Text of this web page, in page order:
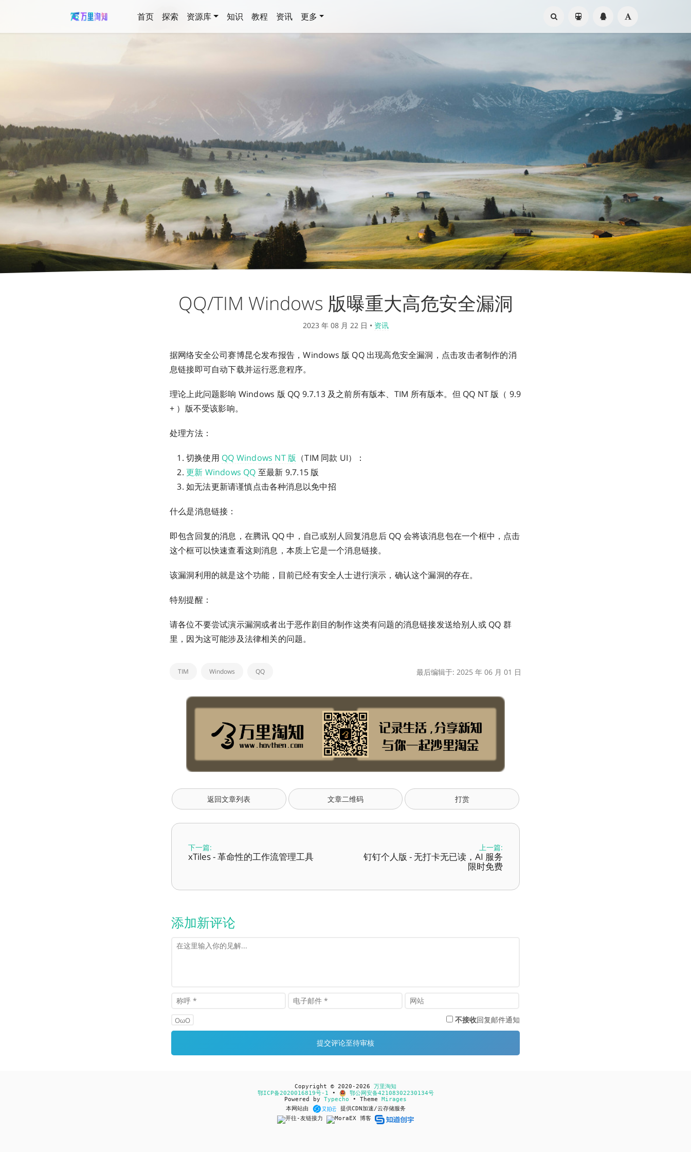
首页 探索 资源库 知识 教程 资讯 更多
QQ/TIM Windows 版曝重大高危安全漏洞
2023 年 08 月 22 日 • 资讯
据网络安全公司赛博昆仑发布报告，Windows 版 QQ 出现高危安全漏洞，点击攻击者制作的消
息链接即可自动下载并运行恶意程序。
理论上此问题影响 Windows 版 QQ 9.7.13 及之前所有版本、TIM 所有版本。但 QQ NT 版（ 9.9
+ ）版不受该影响。
处理方法：
切换使用 QQ Windows NT 版 （TIM 同款 UI）：
更新 Windows QQ 至最新 9.7.15 版
如无法更新请谨慎点击各种消息以免中招
什么是消息链接：
即包含回复的消息，在腾讯 QQ 中，自己或别人回复消息后 QQ 会将该消息包在一个框中，点击
这个框可以快速查看这则消息，本质上它是一个消息链接。
该漏洞利用的就是这个功能，目前已经有安全人士进行演示，确认这个漏洞的存在。
特别提醒：
请各位不要尝试演示漏洞或者出于恶作剧目的制作这类有问题的消息链接发送给别人或 QQ 群
里，因为这可能涉及法律相关的问题。
TIM Windows QQ 最后编辑于: 2025 年 06 月 01 日
返回文章列表 文章二维码 打赏
下一篇:
xTiles - 革命性的工作流管理工具
上一篇:
钉钉个人版 - 无打卡无已读，AI 服务
限时免费
添加新评论
OωO 不接收回复邮件通知
Copyright © 2020-2026 万里淘知
鄂ICP备2020016819号-1 •
鄂公网安备42108302230134号
Powered by Typecho • Theme Mirages
本网站由
提供CDN加速/云存储服务